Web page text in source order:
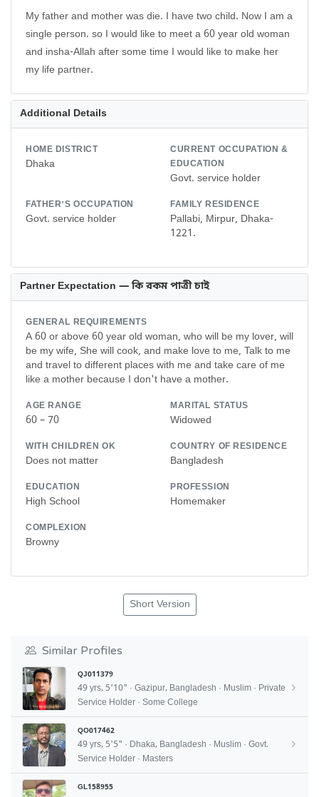
My father and mother was die. I have two child. Now I am a
single person. so I would like to meet a 60 year old woman
and insha-Allah after some time I would like to make her
my life partner.
Additional Details
HOME DISTRICT
Dhaka
CURRENT OCCUPATION &
EDUCATION
Govt. service holder
FATHER'S OCCUPATION
Govt. service holder
FAMILY RESIDENCE
Pallabi, Mirpur, Dhaka-
1221.
Partner Expectation — কি রকম পাত্রী চাই
GENERAL REQUIREMENTS
A 60 or above 60 year old woman, who will be my lover, will
be my wife, She will cook, and make love to me, Talk to me
and travel to different places with me and take care of me
like a mother because I don't have a mother.
AGE RANGE
60 – 70
MARITAL STATUS
Widowed
WITH CHILDREN OK
Does not matter
COUNTRY OF RESIDENCE
Bangladesh
EDUCATION
High School
PROFESSION
Homemaker
COMPLEXION
Browny
Short Version
Similar Profiles
QJ011379
49 yrs, 5'10" · Gazipur, Bangladesh · Muslim · Private
Service Holder · Some College
QO017462
49 yrs, 5'5" · Dhaka, Bangladesh · Muslim · Govt.
Service Holder · Masters
GL158955